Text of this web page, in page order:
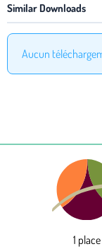
Similar Downloads
Aucun
1